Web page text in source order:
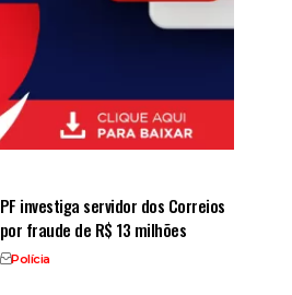
PF investiga servidor dos Correios
por fraude de R$ 13 milhões
Polícia